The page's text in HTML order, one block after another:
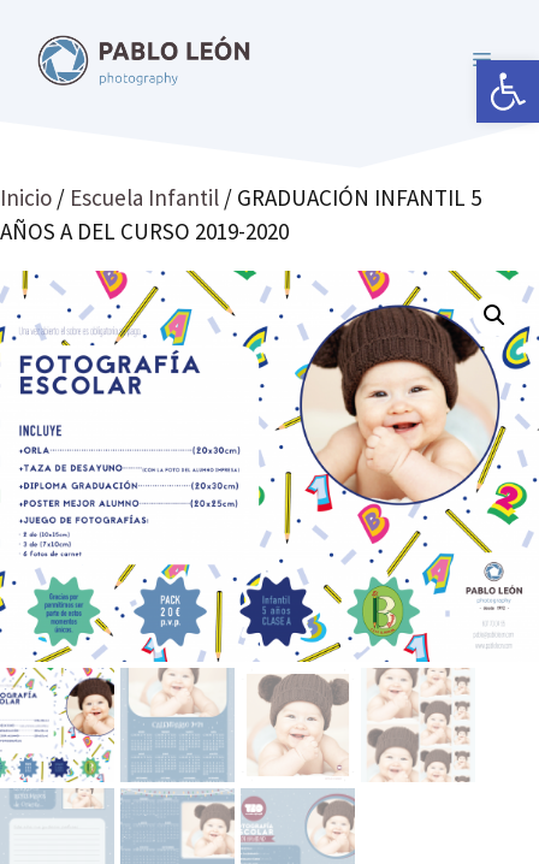
Abrir
contenido
MENÚ
Inicio / Escuela Infantil / GRADUACIÓN INFANTIL 5
AÑOS A DEL CURSO 2019-2020